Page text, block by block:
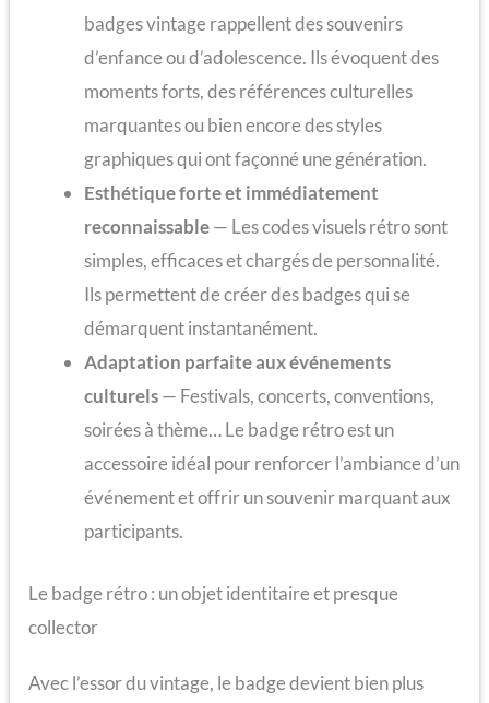
badges vintage rappellent des souvenirs
d’enfance ou d’adolescence. Ils évoquent des
moments forts, des références culturelles
marquantes ou bien encore des styles
graphiques qui ont façonné une génération.
Esthétique forte et immédiatement
reconnaissable— Les codes visuels rétro sont
simples, efficaces et chargés de personnalité.
Ils permettent de créer des badges qui se
démarquent instantanément.
Adaptation parfaite aux événements
culturels— Festivals, concerts, conventions,
soirées à thème… Le badge rétro est un
accessoire idéal pour renforcer l’ambiance d’un
événement et offrir un souvenir marquant aux
participants.
Le badge rétro : un objet identitaire et presque
collector
Avec l’essor du vintage, le badge devient bien plus